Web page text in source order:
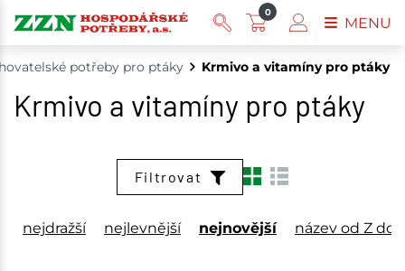
potřeby pro ptáky Krmivo a vitamíny pro ptáky
Krmivo a vitamíny pro ptáky
Filtrovat
nejdražší nejlevnější nejnovější název od Z do
0
MENU